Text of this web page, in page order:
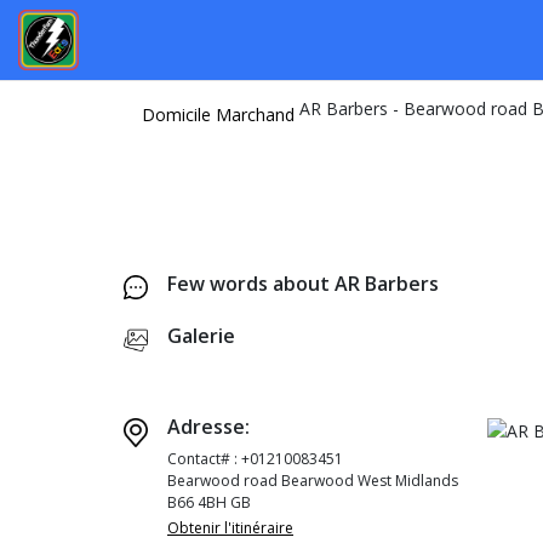
Domicile Marchand
Few words about AR Barbers
Galerie
Adresse:
Contact# : +01210083451
Bearwood road Bearwood West Midlands
B66 4BH GB
Obtenir l'itinéraire